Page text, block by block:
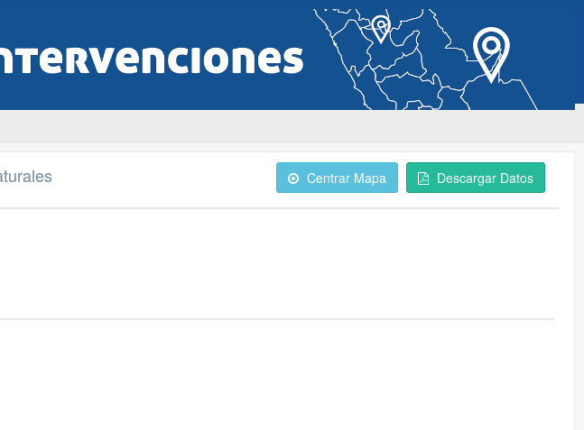
Centrar Mapa Descargar Datos